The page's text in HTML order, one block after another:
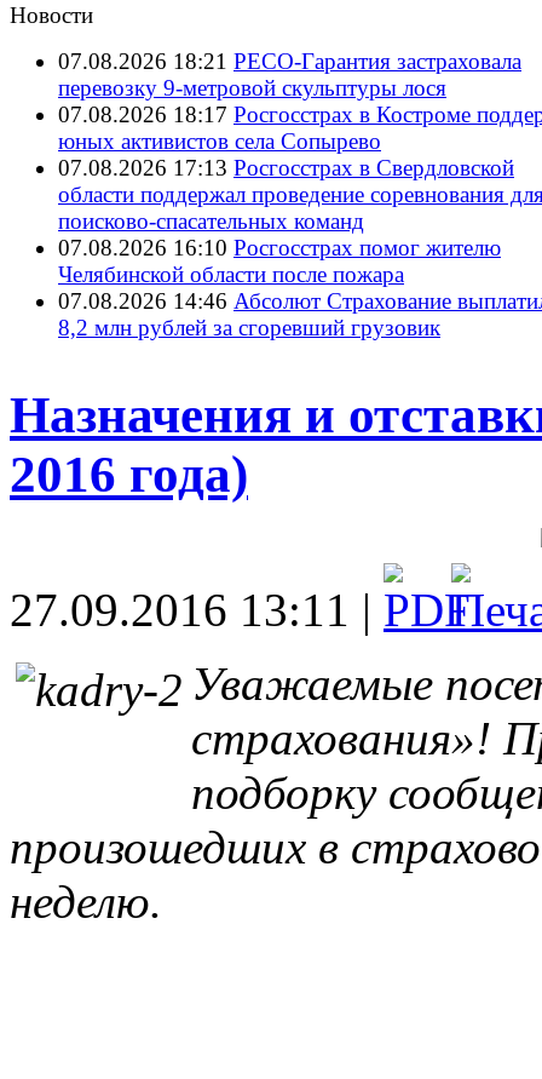
Новости
07.08.2026 18:21 РЕСО-Гарантия застраховала
перевозку 9-метровой скульптуры лося
07.08.2026 18:17 Росгосстрах в Костроме
юных активистов села Сопырево
07.08.2026 17:13 Росгосстрах в Свердловской
области поддержал проведение соревнования
поисково‑спасательных команд
07.08.2026 16:10 Росгосстрах помог жителю
Челябинской области после пожара
07.08.2026 14:46 Абсолют Страхование
8,2 млн рублей за сгоревший грузовик
Назначения и
2016 года)
27.09.2016 13:11 |
Уважаемые
страхования»!
подборку
произошедших в
неделю.